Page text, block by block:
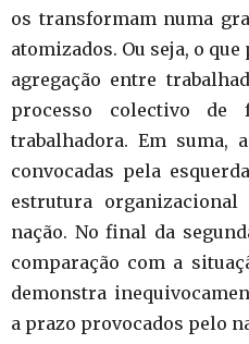
os transformam numa
atomizados. Ou seja, o
agregação entre
processo colectivo de
trabalhadora. Em suma,
convocadas pela
estrutura
nação. No final da
comparação com a
demonstra
a prazo provocados pelo